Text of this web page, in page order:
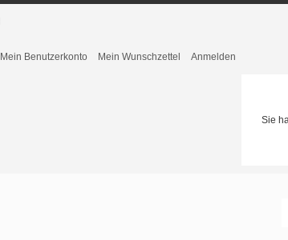
Sie
Mein Benutzerkonto Mein Wunschzettel Anmelden